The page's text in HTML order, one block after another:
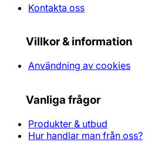
Kontakta oss
Villkor & information
Användning av cookies
Vanliga frågor
Produkter & utbud
Hur handlar man från oss?